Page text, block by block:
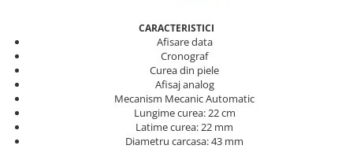
CARACTERISTICI
Afisare data
Cronograf
Curea din piele
Afisaj analog
Mecanism Mecanic Automatic
Lungime curea: 22 cm
Latime curea: 22 mm
Diametru carcasa: 43 mm